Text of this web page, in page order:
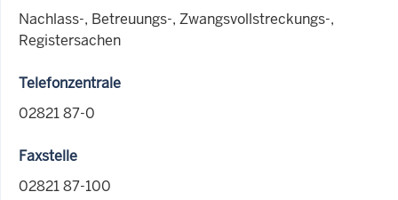
Nachlass-, Betreuungs-, Zwangsvollstreckungs-,
Registersachen
Telefonzentrale
02821 87-0
Faxstelle
02821 87-100